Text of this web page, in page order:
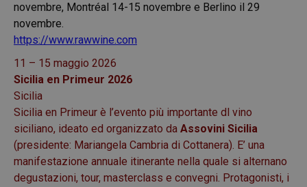
novembre, Montréal 14-15 novembre e Berlino il 29
novembre.
https://www.rawwine.com
11 – 15 maggio 2026
Sicilia en Primeur 2026
Sicilia
Sicilia en Primeur è l’evento più importante dl vino
siciliano, ideato ed organizzato da Assovini Sicilia
(presidente: Mariangela Cambria di Cottanera). E’ una
manifestazione annuale itinerante nella quale si alternano
degustazioni, tour, masterclass e convegni. Protagonisti, i